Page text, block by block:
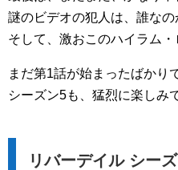
謎のビデオの犯人は、誰なの
そして、激おこのハイラム
まだ第1話が始まったばかり
シーズン5も、猛烈に楽しみ
リバーデイル シー